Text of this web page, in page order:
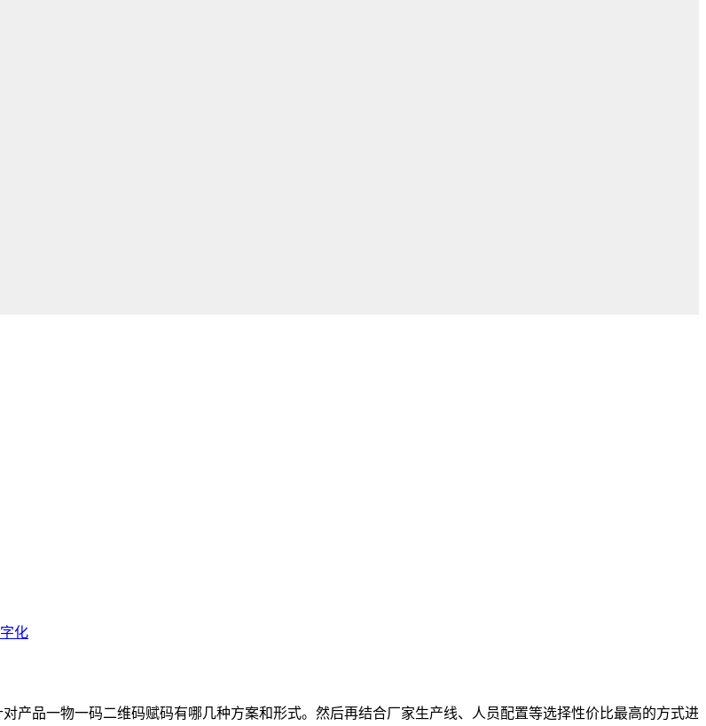
化
产品一物一码二维码赋码有哪几种方案和形式。然后再结合厂家生产线、人员配置等选择性价比最高的方式进